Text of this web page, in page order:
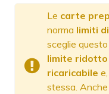
Le carte
norma limiti
sceglie
limite ridotto
ricaricabile
stessa. Anche